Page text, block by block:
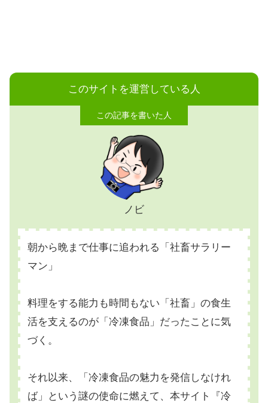
このサイトを運営している人
ノビ
朝から晩まで仕事に追われる「社畜サラリー
マン」
料理をする能力も時間もない「社畜」の食生
活を支えるのが「冷凍食品」だったことに気
づく。
それ以来、「冷凍食品の魅力を発信しなけれ
ば」という謎の使命に燃えて、本サイト『冷